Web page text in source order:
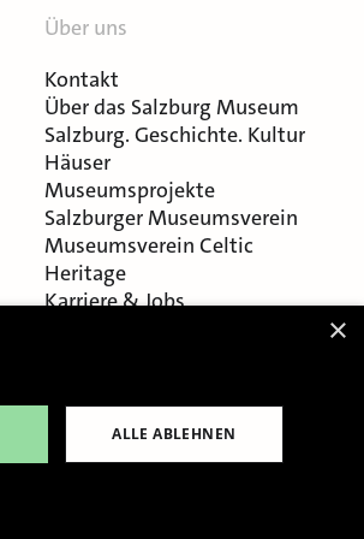
Über uns
Kontakt
Über das Salzburg Museum
Salzburg. Geschichte. Kultur
Häuser
Museumsprojekte
Salzburger Museumsverein
Museumsverein Celtic
Heritage
Karriere & Jobs
×
ALLE ABLEHNEN